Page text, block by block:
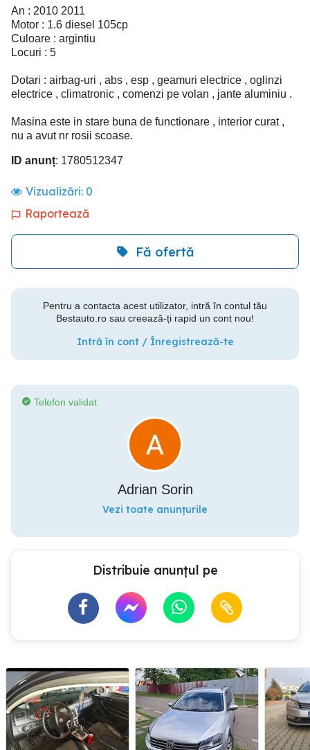
An : 2010 2011
Motor : 1.6 diesel 105cp
Culoare : argintiu
Locuri : 5
Dotari : airbag-uri , abs , esp , geamuri electrice , oglinzi
electrice , climatronic , comenzi pe volan , jante aluminiu .
Masina este in stare buna de functionare , interior curat ,
nu a avut nr rosii scoase.
ID anunț: 1780512347
Vizualizări: 0
Raportează
Fă ofertă
Pentru a contacta acest utilizator, intră în contul tău
Bestauto.ro sau creează-ți rapid un cont nou!
Intră în cont / Înregistrează-te
Telefon validat
Adrian Sorin
Vezi toate anunțurile
Distribuie anunțul pe